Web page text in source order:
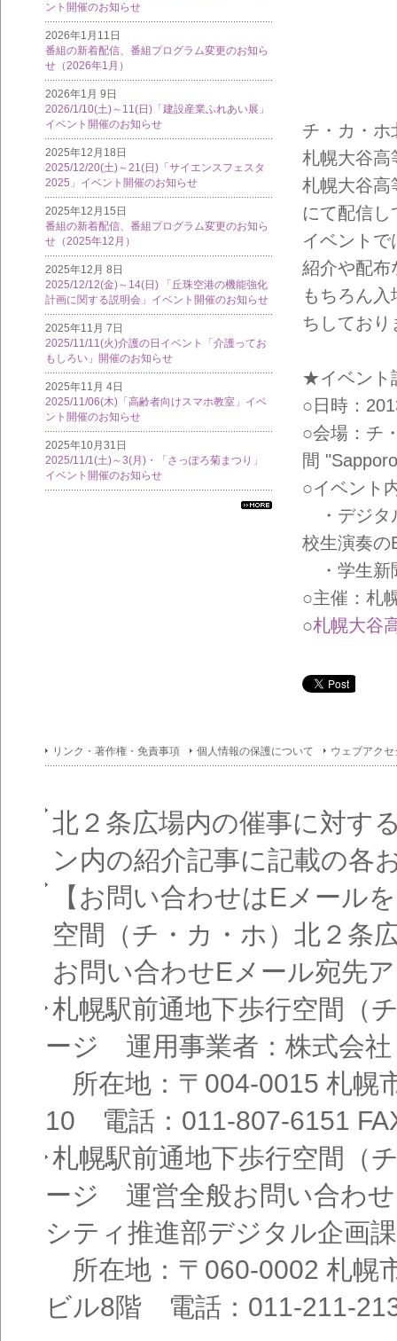
ント開催のお知らせ
2026年1月11日
番組の新着配信、番組プログラム変更のお知ら
せ（2026年1月）
2026年1月 9日
2026/1/10(土)～11(日)「建設産業ふれあい展」
イベント開催のお知らせ
2025年12月18日
2025/12/20(土)～21(日)「サイエンスフェスタ
2025」イベント開催のお知らせ
2025年12月15日
番組の新着配信、番組プログラム変更のお知ら
せ（2025年12月）
2025年12月 8日
2025/12/12(金)～14(日) 「丘珠空港の機能強化
計画に関する説明会」イベント開催のお知らせ
2025年11月 7日
2025/11/11(火)介護の日イベント「介護ってお
もしろい」開催のお知らせ
2025年11月 4日
2025/11/06(木)「高齢者向けスマホ教室」イベ
ント開催のお知らせ
2025年10月31日
2025/11/1(土)～3(月)・「さっぽろ菊まつり」
イベント開催のお知らせ
チ・カ・ホ
札幌大谷高
札幌大谷高
にて配信
イベント
紹介や配布
もちろん
ちしており
★イベント
○日時：
○会場：チ
間
○イベント
・デジタ
校生演奏の
・学生新
○主催：札
○札幌大谷
リンク・著作権・免責事項 個人情報の保護について ウェブアク
北２条広場内の催事に対す
ン内の紹介記事に記載の各
【お問い合わせはEメール
空間（チ・カ・ホ）北２条
お問い合わせEメール宛先
札幌駅前通地下歩行空間（
ージ 運用事業者：株式会
所在地：〒004-0015 札幌
10 電話：011-807-6151
札幌駅前通地下歩行空間（
ージ 運営全般お問い合わ
シティ推進部デジタル企画課
所在地：〒060-0002 札幌
ビル8階 電話：011-211-